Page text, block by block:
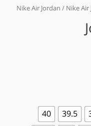
Nike Air Jordan / Nike Air
39.5
40